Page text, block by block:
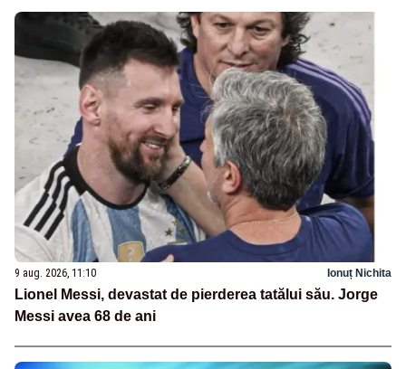
9 aug. 2026, 11:10 Ionuț Nichita
Lionel Messi, devastat de pierderea tatălui său. Jorge
Messi avea 68 de ani